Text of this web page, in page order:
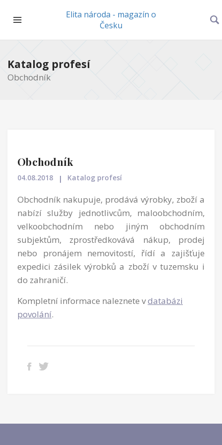
Elita národa - magazín o
Česku
Katalog profesí
Obchodník
Obchodník
04.08.2018 Katalog profesí
Obchodník nakupuje, prodává výrobky, zboží a
nabízí služby jednotlivcům, maloobchodním,
velkoobchodním nebo jiným obchodním
subjektům, zprostředkovává nákup, prodej
nebo pronájem nemovitostí, řídí a zajišťuje
expedici zásilek výrobků a zboží v tuzemsku i
do zahraničí.
Kompletní informace naleznete vdatabázi
povolání.